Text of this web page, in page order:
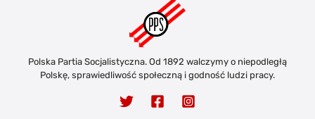
Polska Partia Socjalistyczna. Od 1892 walczymy o niepodległą
Polskę, sprawiedliwość społeczną i godność ludzi pracy.